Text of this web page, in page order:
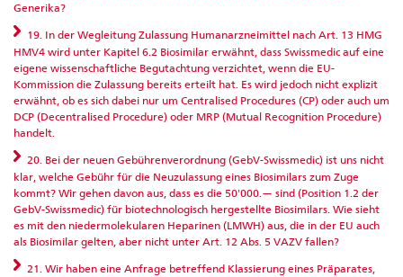
Generika?
19. In der Wegleitung Zulassung Humanarzneimittel nach Art. 13 HMG
HMV4 wird unter Kapitel 6.2 Biosimilar erwähnt, dass Swissmedic auf eine
eigene wissenschaftliche Begutachtung verzichtet, wenn die EU-
Kommission die Zulassung bereits erteilt hat. Es wird jedoch nicht explizit
erwähnt, ob es sich dabei nur um Centralised Procedures (CP) oder auch um
DCP (Decentralised Procedure) oder MRP (Mutual Recognition Procedure)
handelt.
20. Bei der neuen Gebührenverordnung (GebV-Swissmedic) ist uns nicht
klar, welche Gebühr für die Neuzulassung eines Biosimilars zum Zuge
kommt? Wir gehen davon aus, dass es die 50'000.— sind (Position 1.2 der
GebV-Swissmedic) für biotechnologisch hergestellte Biosimilars. Wie sieht
es mit den niedermolekularen Heparinen (LMWH) aus, die in der EU auch
als Biosimilar gelten, aber nicht unter Art. 12 Abs. 5 VAZV fallen?
21. Wir haben eine Anfrage betreffend Klassierung eines Präparates,